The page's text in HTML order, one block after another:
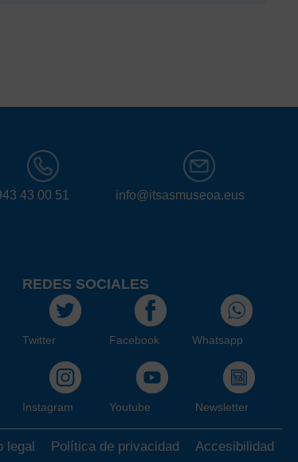
43 00 51 info@itsasmuseoa.eus
REDES SOCIALES
Twitter Facebook Whatsapp
Instagram Youtube Newsletter
legal Política de privacidad Accesibilidad